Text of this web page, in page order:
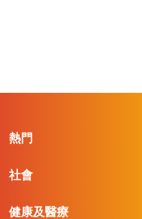
熱門
社會
健康及醫療